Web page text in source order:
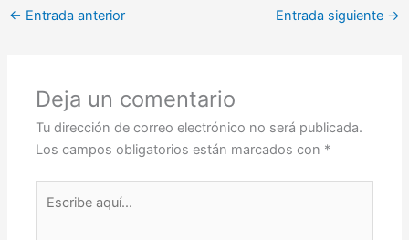
← Entrada anterior Entrada siguiente →
Deja un comentario
Tu dirección de correo electrónico no será publicada.
Los campos obligatorios están marcados con *
aquí...